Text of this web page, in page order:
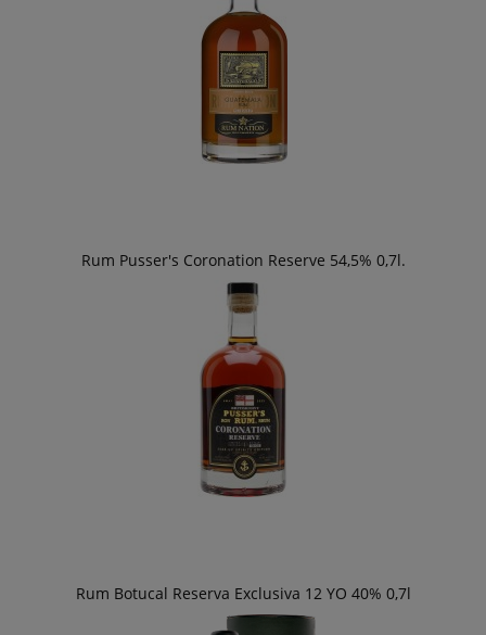
Rum Pusser's Coronation Reserve 54,5% 0,7l.
Rum Botucal Reserva Exclusiva 12 YO 40% 0,7l